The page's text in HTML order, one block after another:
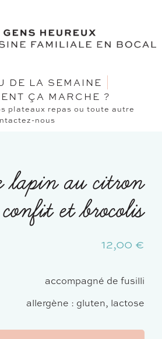
DE LA SEMAINE
ÇA MARCHE ?
plateaux repas ou toute autre
nous
lapin au citron
confit et brocolis
12,00 €
accompagné de fusilli
allergène : gluten, lactose